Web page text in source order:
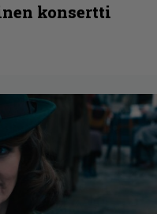
konsertti